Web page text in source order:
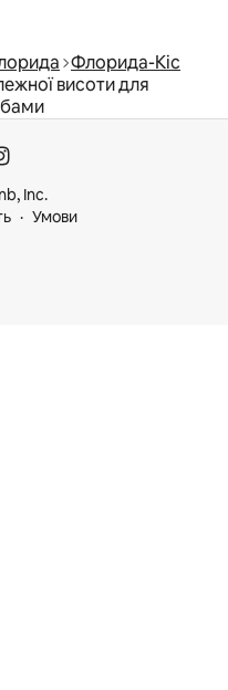
Флорида-Кіс
висоти для
Inc.
Умови